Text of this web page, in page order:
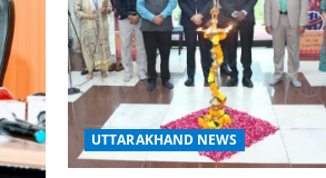
UTTARAKHAND NEWS